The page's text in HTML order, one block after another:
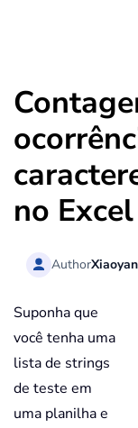
no Excel
Author
Suponha que
você tenha uma
lista de strings
de teste em
uma planilha e